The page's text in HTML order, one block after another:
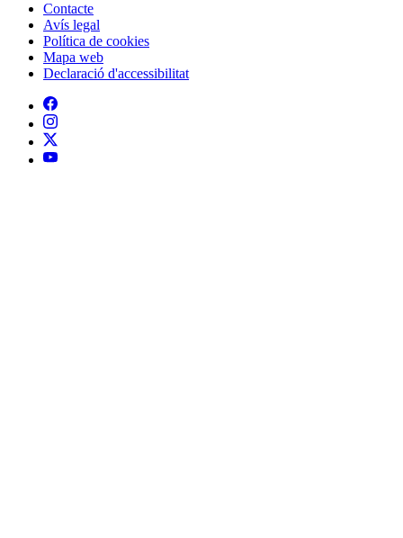
Peu
Butlletins
Contacte
Avís legal
Política de cookies
Mapa web